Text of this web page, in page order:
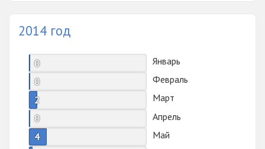
2014 год
0
Январь
0
Февраль
2
Март
0
Апрель
4
Май